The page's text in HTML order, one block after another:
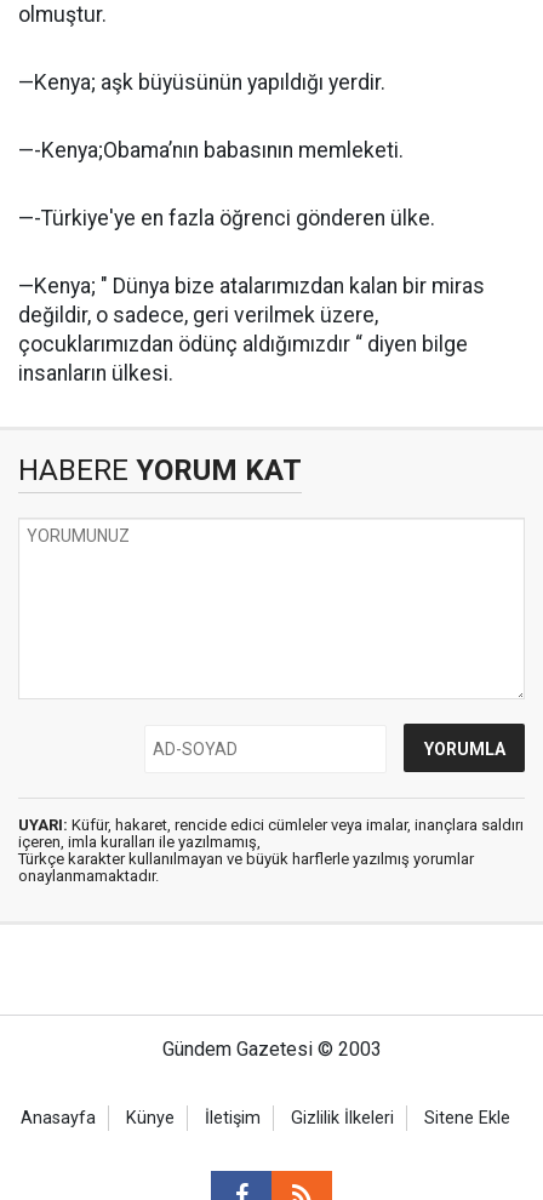
olmuştur.
—Kenya; aşk büyüsünün yapıldığı yerdir.
—-Kenya;Obama’nın babasının memleketi.
—-Türkiye'ye en fazla öğrenci gönderen ülke.
—Kenya; " Dünya bize atalarımızdan kalan bir miras
değildir, o sadece, geri verilmek üzere,
çocuklarımızdan ödünç aldığımızdır “ diyen bilge
insanların ülkesi.
HABERE YORUM KAT
UYARI: Küfür, hakaret, rencide edici cümleler veya imalar, inançlara saldırı
içeren, imla kuralları ile yazılmamış,
Türkçe karakter kullanılmayan ve büyük harflerle yazılmış yorumlar
onaylanmamaktadır.
Gündem Gazetesi © 2003
Anasayfa Künye İletişim Gizlilik İlkeleri Sitene Ekle